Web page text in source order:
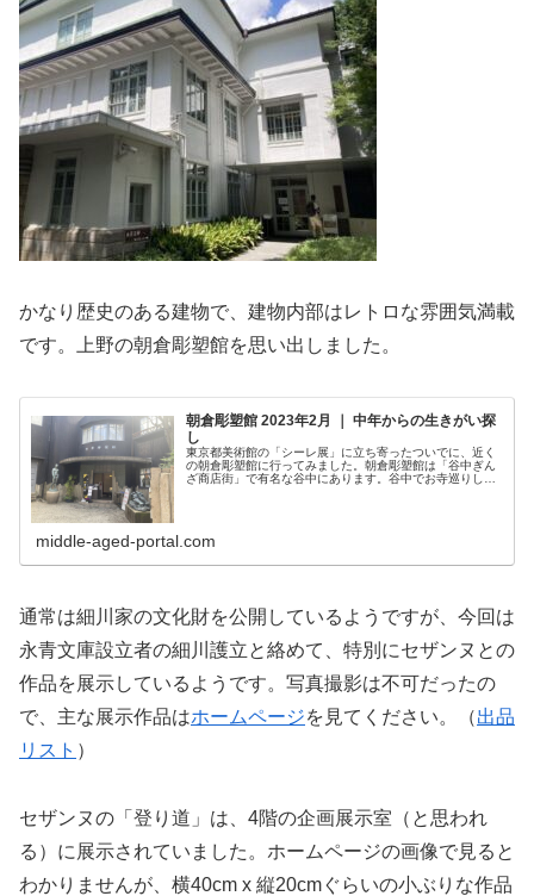
かなり歴史のある建物で、建物内部はレトロな雰囲気満載
です。上野の朝倉彫塑館を思い出しました。
朝倉彫塑館 2023年2月 ｜ 中年からの生きがい探
し
東京都美術館の「シーレ展」に立ち寄ったついでに、近く
の朝倉彫塑館に行ってみました。朝倉彫塑館は「谷中ぎん
ざ商店街」で有名な谷中にあります。谷中でお寺巡りした
middle-aged-portal.com
通常は細川家の文化財を公開しているようですが、今回は
永青文庫設立者の細川護立と絡めて、特別にセザンヌとの
作品を展示しているようです。写真撮影は不可だったの
で、主な展示作品はホームページを見てください。（出品
リスト ）
セザンヌの「登り道」は、4階の企画展示室（と思われ
る）に展示されていました。ホームページの画像で見ると
わかりませんが、横40cm x 縦20cmぐらいの小ぶりな作品